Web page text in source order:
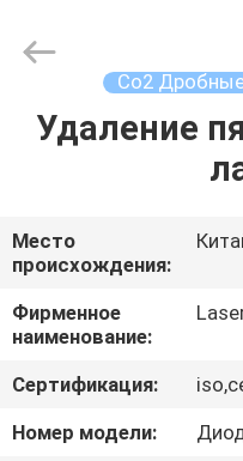
ДОМ
О
НАС
ФАБРИКИ
LaserTell
Medical
Developed
ECER
Co2
Удаление
Место
происхождения:
Фирменное
наименование:
Сертификация:
Номер модели: